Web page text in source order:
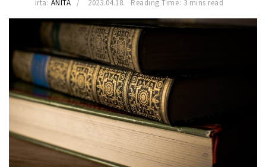
írta: ANITA 2023.04.18. Reading Time: 3 mins read